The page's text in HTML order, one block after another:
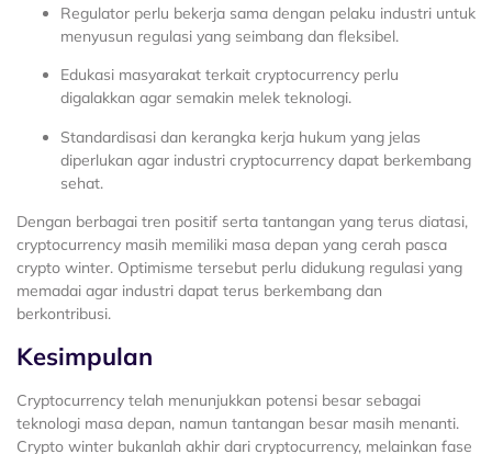
Regulator perlu bekerja sama dengan pelaku industri untuk
menyusun regulasi yang seimbang dan fleksibel.
Edukasi masyarakat terkait cryptocurrency perlu
digalakkan agar semakin melek teknologi.
Standardisasi dan kerangka kerja hukum yang jelas
diperlukan agar industri cryptocurrency dapat berkembang
sehat.
Dengan berbagai tren positif serta tantangan yang terus diatasi,
cryptocurrency masih memiliki masa depan yang cerah pasca
crypto winter. Optimisme tersebut perlu didukung regulasi yang
memadai agar industri dapat terus berkembang dan
berkontribusi.
Kesimpulan
Cryptocurrency telah menunjukkan potensi besar sebagai
teknologi masa depan, namun tantangan besar masih menanti.
Crypto winter bukanlah akhir dari cryptocurrency, melainkan fase